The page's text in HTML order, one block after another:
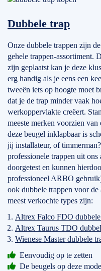
Dubbele trap
Onze dubbele trappen zijn
gehele trappen-assortiment.
zijn geplaatst kan je deze
erg handig als je eens een
tweeën iets op hoogte moet
dat je de trap minder vaak
werkoppervlakte creëert.
meeste merken voorzien
deze beugel inklapbaar is
jij installateur, of
professionele trappen uit
doorgetest en kunnen
professioneel ARBO
ook dubbele trappen voor
meest verkochte types zijn:
Altrex Falco FDO
Altrex Taurus TDO
Wienese Master dubbele
Eenvoudig op te zetten
De beugels op deze